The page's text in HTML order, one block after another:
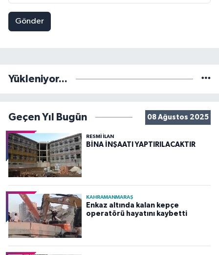
Gönder
Yükleniyor...
Geçen Yıl Bugün 08 Ağustos 2025
RESMİ İLAN
BİNA İNŞAATI YAPTIRILACAKTIR
KAHRAMANMARAŞ
Enkaz altında kalan kepçe
operatörü hayatını kaybetti